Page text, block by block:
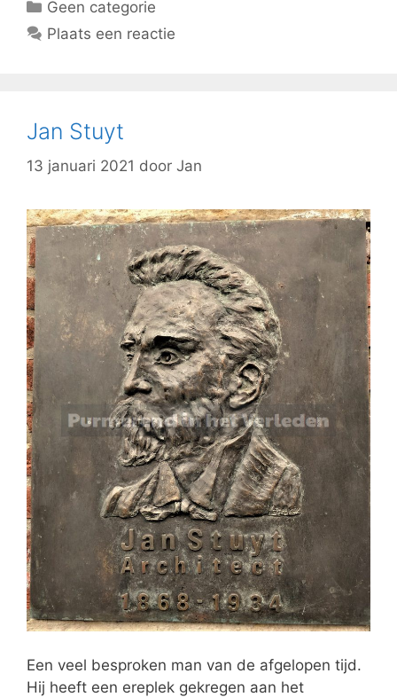
Categorieën
Geen categorie
Plaats een reactie
Jan Stuyt
13 januari 2021 door Jan
Een veel besproken man van de afgelopen tijd.
Hij heeft een ereplek gekregen aan het